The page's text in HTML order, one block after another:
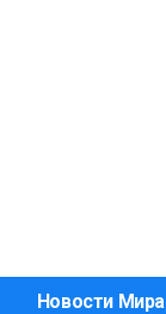
Новости Мира